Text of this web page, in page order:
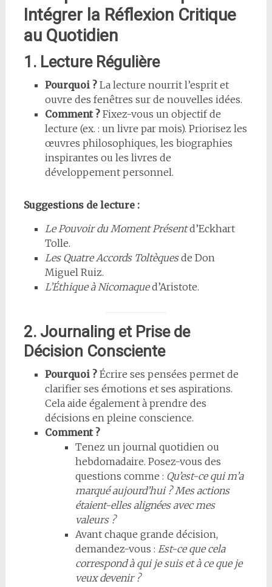
Intégrer la Réflexion Critique
au Quotidien
1. Lecture Régulière
Pourquoi ?La lecture nourrit l’esprit et
ouvre des fenêtres sur de nouvelles idées.
Comment ?Fixez-vous un objectif de
lecture (ex. : un livre par mois). Priorisez les
œuvres philosophiques, les biographies
inspirantes ou les livres de
développement personnel.
Suggestions de lecture :
Le Pouvoir du Moment Présentd’Eckhart
Tolle.
Les Quatre Accords Toltèquesde Don
Miguel Ruiz.
L’Éthique à Nicomaqued’Aristote.
2. Journaling et Prise de
Décision Consciente
Pourquoi ?Écrire ses pensées permet de
clarifier ses émotions et ses aspirations.
Cela aide également à prendre des
décisions en pleine conscience.
Comment ?
Tenez un journal quotidien ou
hebdomadaire. Posez-vous des
questions comme : Qu’est-ce qui m’a
marqué aujourd’hui ? Mes actions
étaient-elles alignées avec mes
valeurs ?
Avant chaque grande décision,
demandez-vous : Est-ce que cela
correspond à qui je suis et à ce que je
veux devenir ?